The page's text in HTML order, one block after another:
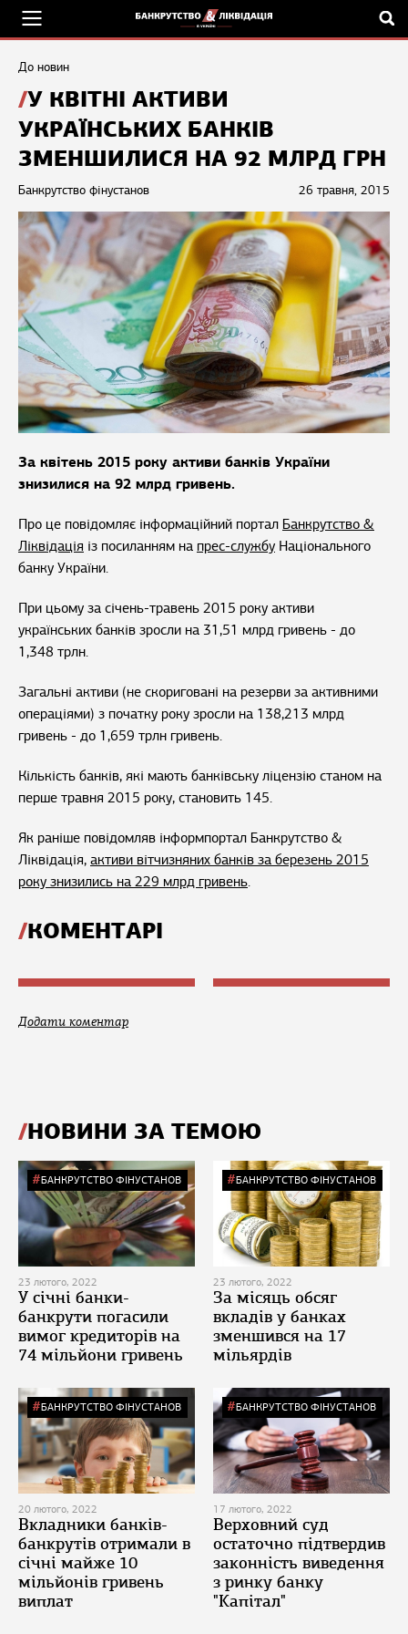
До новин
У КВІТНІ АКТИВИ
УКРАЇНСЬКИХ БАНКІВ
ЗМЕНШИЛИСЯ НА 92 МЛРД ГРН
26 травня, 2015
Банкрутство фінустанов
За квітень 2015 року активи банків України
знизилися на 92 млрд гривень.
Про це повідомляє інформаційний портал Банкрутство &
Ліквідація із посиланням на прес-службу Національного
банку України.
При цьому за січень-травень 2015 року активи
українських банків зросли на 31,51 млрд гривень - до
1,348 трлн.
Загальні активи (не скориговані на резерви за активними
операціями) з початку року зросли на 138,213 млрд
гривень - до 1,659 трлн гривень.
Кількість банків, які мають банківську ліцензію станом на
перше травня 2015 року, становить 145.
Як раніше повідомляв інформпортал Банкрутство &
Ліквідація, активи вітчизняних банків за березень 2015
року знизились на 229 млрд гривень.
КОМЕНТАРІ
Додати коментар
НОВИНИ ЗА ТЕМОЮ
БАНКРУТСТВО ФІНУСТАНОВ
23 лютого, 2022
У січні банки-
банкрути погасили
вимог кредиторів на
74 мільйони гривень
БАНКРУТСТВО ФІНУСТАНОВ
23 лютого, 2022
За місяць обсяг
вкладів у банках
зменшився на 17
мільярдів
БАНКРУТСТВО ФІНУСТАНОВ
20 лютого, 2022
Вкладники банків-
банкрутів отримали в
січні майже 10
мільйонів гривень
виплат
БАНКРУТСТВО ФІНУСТАНОВ
17 лютого, 2022
Верховний суд
остаточно підтвердив
законність виведення
з ринку банку
"Капітал"